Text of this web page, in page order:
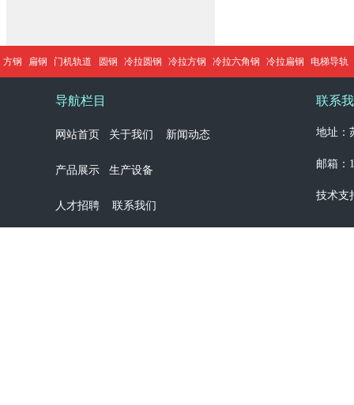
方钢 扁钢 门机轨道 圆钢 冷拉圆钢 冷拉方钢 冷拉六角钢 冷拉扁钢 电梯导轨
导航栏目
网站首页 关于我们 新闻动态
产品展示 生产设备
人才招聘 联系我们
联系
地址：
邮箱：
技术支